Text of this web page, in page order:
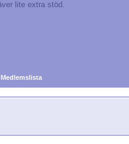
Medlemslista